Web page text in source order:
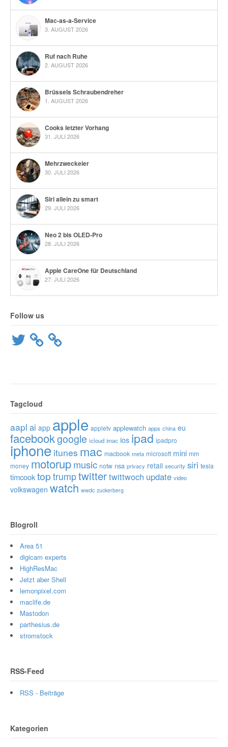
Mac-as-a-Service
3. AUGUST 2026
Ruf nach Ruhe
2. AUGUST 2026
Brüssels Schraubendreher
1. AUGUST 2026
Cooks letzter Vorhang
31. JULI 2026
Mehrzweckeier
30. JULI 2026
Siri allein zu smart
29. JULI 2026
Neo 2 bis OLED-Pro
28. JULI 2026
Apple CareOne für Deutschland
27. JULI 2026
Follow us
Twitter
Tagcloud
aapl ai app apple appletv applewatch apps china eu
facebookgoogle icloud imac ios ipad ipadpro
iphone itunes mac macbook meta microsoft mini mm
money motorupmusic notw nsa privacy retail security siri tesla
timcooktop trumptwittertwittwoch update video
volkswagen watch wwdc zuckerberg
Blogroll
Area 51
digicam experts
HighResMac
Jetzt aber Shell
lemonpixel.com
maclife.de
Mastodon
parthesius.de
stromstock
RSS-Feed
RSS - Beiträge
Kategorien